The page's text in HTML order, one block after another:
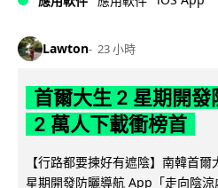
Lawton 23 小時
首爾大生 2 星期開
2 萬人下載衝榜首
【行路都要揀好有遮陰】南韓首
星期開發防曬導航 App「走向陰